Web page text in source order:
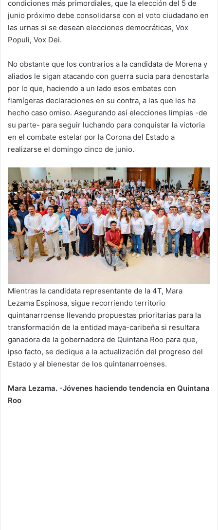
condiciones más primordiales, que la elección del 5 de
junio próximo debe consolidarse con el voto ciudadano en
las urnas si se desean elecciones democráticas, Vox
Populi, Vox Dei.
No obstante que los contrarios a la candidata de Morena y
aliados le sigan atacando con guerra sucia para denostarla
por lo que, haciendo a un lado esos embates con
flamígeras declaraciones en su contra, a las que les ha
hecho caso omiso. Asegurando así elecciones limpias -de
su parte- para seguir luchando para conquistar la victoria
en el combate estelar por la Corona del Estado a
realizarse el domingo cinco de junio.
Mientras la candidata representante de la 4T, Mara
Lezama Espinosa, sigue recorriendo territorio
quintanarroense llevando propuestas prioritarias para la
transformación de la entidad maya-caribeña si resultara
ganadora de la gobernadora de Quintana Roo para que,
ipso facto, se dedique a la actualización del progreso del
Estado y al bienestar de los quintanarroenses.
Mara Lezama. -Jóvenes haciendo tendencia en Quintana
Roo